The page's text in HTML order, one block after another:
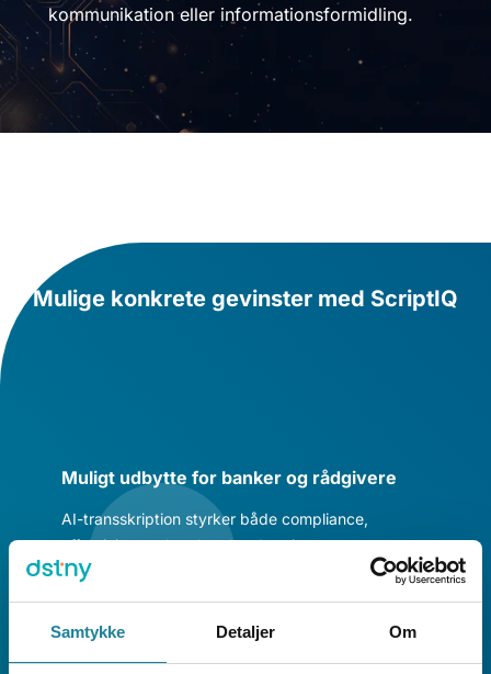
Samtykke Detaljer Om
kommunikation eller informationsformidling.
Mulige konkrete gevinster med ScriptIQ
Muligt udbytte for banker og rådgivere
AI-transskription styrker både compliance,
effektivitet og kundeoplevelsen i
rådgivningsarbejdet: